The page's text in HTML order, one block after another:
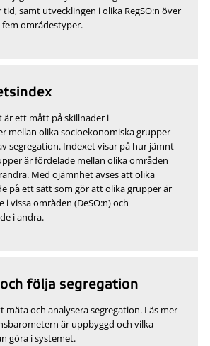
samt utvecklingen i olika RegSO:n över
områdestyper.
är ett mått på skillnader i
mellan olika socioekonomiska grupper
segregation. Indexet visar på hur jämnt
är fördelade mellan olika områden
Med ojämnhet avses att olika
på ett sätt som gör att olika grupper är
vissa områden (DeSO:n) och
i andra.
följa segregation
och analysera segregation. Läs mer
är uppbyggd och vilka
göra i systemet.